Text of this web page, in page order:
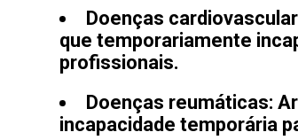
Doenças
que temporariamente
profissionais.
Doenças reumáticas:
incapacidade temporária